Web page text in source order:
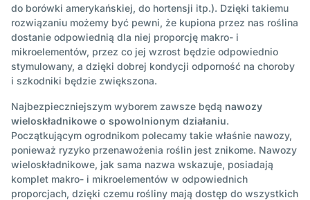
do borówki amerykańskiej, do hortensji itp.). Dzięki takiemu
rozwiązaniu możemy być pewni, że kupiona przez nas roślina
dostanie odpowiednią dla niej proporcję makro- i
mikroelementów, przez co jej wzrost będzie odpowiednio
stymulowany, a dzięki dobrej kondycji odporność na choroby
i szkodniki będzie zwiększona.
Najbezpieczniejszym wyborem zawsze będą nawozy
wieloskładnikowe o spowolnionym działaniu.
Początkującym ogrodnikom polecamy takie właśnie nawozy,
ponieważ ryzyko przenawożenia roślin jest znikome. Nawozy
wieloskładnikowe, jak sama nazwa wskazuje, posiadają
komplet makro- i mikroelementów w odpowiednich
proporcjach, dzięki czemu rośliny mają dostęp do wszystkich